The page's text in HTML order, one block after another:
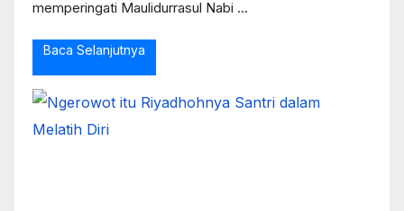
memperingati Maulidurrasul Nabi ...
Baca Selanjutnya